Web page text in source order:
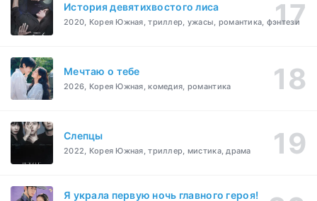
История девятихвостого лиса
2020, Корея Южная, триллер, ужасы, романтика, фэнтези
Мечтаю о тебе
2026, Корея Южная, комедия, романтика
Слепцы
2022, Корея Южная, триллер, мистика, драма
Я украла первую ночь главного героя!